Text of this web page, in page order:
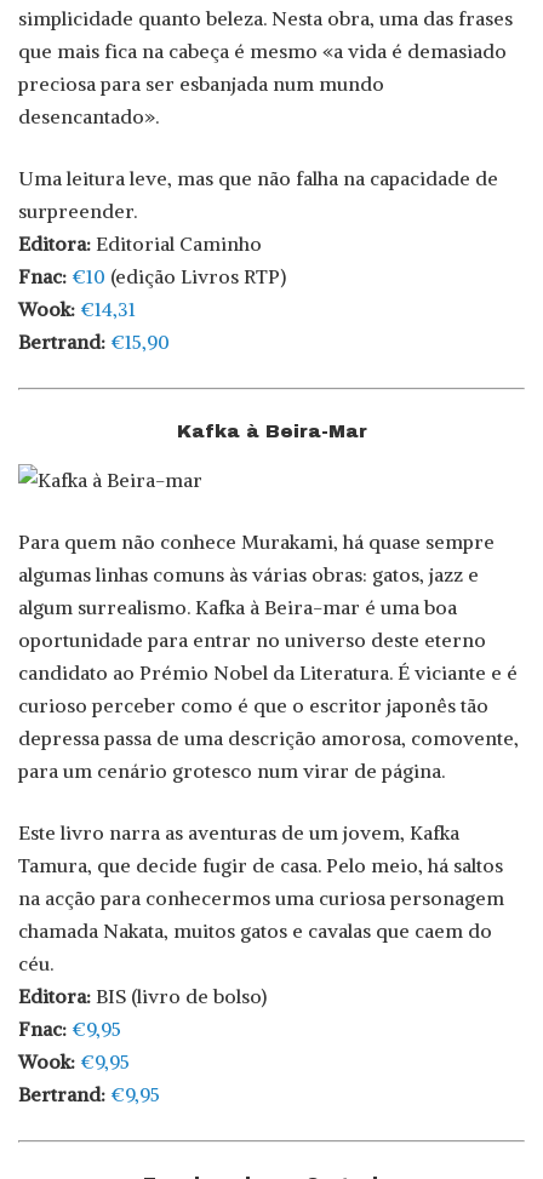
simplicidade quanto beleza. Nesta obra, uma das frases
que mais fica na cabeça é mesmo «a vida é demasiado
preciosa para ser esbanjada num mundo
desencantado».
Uma leitura leve, mas que não falha na capacidade de
surpreender.
Editora: Editorial Caminho
Fnac: €10 (edição Livros RTP)
Wook: €14,31
Bertrand: €15,90
Kafka à Beira-Mar
Para quem não conhece Murakami, há quase sempre
algumas linhas comuns às várias obras: gatos, jazz e
algum surrealismo. Kafka à Beira-mar é uma boa
oportunidade para entrar no universo deste eterno
candidato ao Prémio Nobel da Literatura. É viciante e é
curioso perceber como é que o escritor japonês tão
depressa passa de uma descrição amorosa, comovente,
para um cenário grotesco num virar de página.
Este livro narra as aventuras de um jovem, Kafka
Tamura, que decide fugir de casa. Pelo meio, há saltos
na acção para conhecermos uma curiosa personagem
chamada Nakata, muitos gatos e cavalas que caem do
céu.
Editora: BIS (livro de bolso)
Fnac: €9,95
Wook: €9,95
Bertrand: €9,95